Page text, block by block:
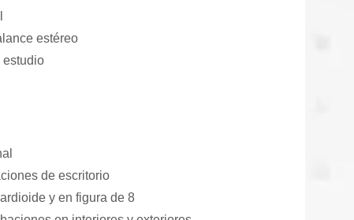
estéreo
estudio
de escritorio
y en figura de 8